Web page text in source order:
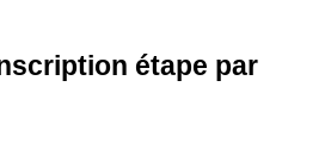
étape par